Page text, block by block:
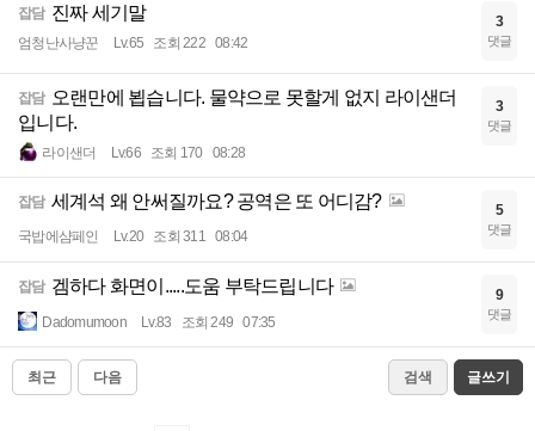
잡담 진짜 세기말
엄청난사냥꾼 Lv.65 조회 222 08:42
3
댓글
잡담 오랜만에 뵙습니다. 물약으로 못할게 없지 라이샌더
입니다.
라이샌더 Lv.66 조회 170 08:28
3
댓글
잡담 세계석 왜 안써질까요? 공역은 또 어디감?
국밥에샴페인 Lv.20 조회 311 08:04
5
댓글
잡담 겜하다 화면이.....도움 부탁드립니다
Dadomumoon Lv.83 조회 249 07:35
9
댓글
최근 다음 검색 글쓰기